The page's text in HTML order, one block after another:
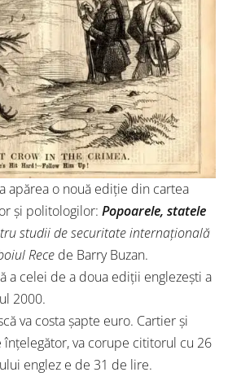
apărea o nouă ediție din cartea
și politologilor: Popoarele, statele
studii de securitate internațională
Rece de Barry Buzan.
a celei de a doua ediții englezești a
2000.
va costa șapte euro. Cartier și
va corupe cititorul cu 26
englez e de 31 de lire.